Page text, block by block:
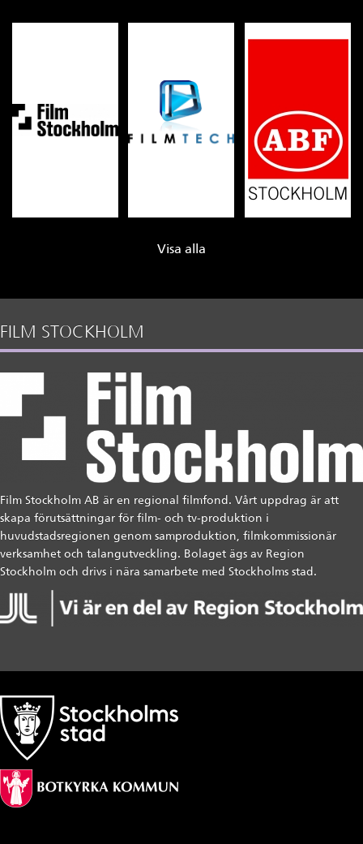
Visa alla
FILM STOCKHOLM
Film Stockholm AB är en regional filmfond. Vårt uppdrag är att
skapa förutsättningar för film- och tv-produktion i
huvudstadsregionen genom samproduktion, filmkommissionär
verksamhet och talangutveckling. Bolaget ägs av Region
Stockholm och drivs i nära samarbete med Stockholms stad.